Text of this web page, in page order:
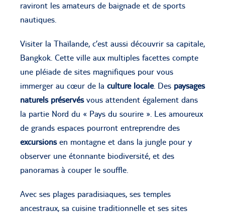
raviront les amateurs de baignade et de sports
nautiques.
Visiter la Thaïlande, c’est aussi découvrir sa capitale,
Bangkok. Cette ville aux multiples facettes compte
une pléiade de sites magnifiques pour vous
immerger au cœur de la culture locale. Des paysages
naturels préservésvous attendent également dans
la partie Nord du « Pays du sourire ». Les amoureux
de grands espaces pourront entreprendre des
excursionsen montagne et dans la jungle pour y
observer une étonnante biodiversité, et des
panoramas à couper le souffle.
Avec ses plages paradisiaques, ses temples
ancestraux, sa cuisine traditionnelle et ses sites